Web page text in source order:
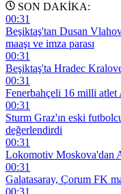
SON DAKİKA:
00:31
Beşiktaş'tan Dusan
maaşı ve imza parası
00:31
Beşiktaş'ta Hradec Kralove
00:31
Fenerbahçeli 16 milli atlet
00:31
Sturm Graz'ın eski
değerlendirdi
00:31
Lokomotiv Moskova'dan
00:31
Galatasaray, Çorum FK
00:31